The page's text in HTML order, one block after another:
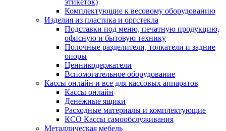
этикеток)
Комплектующие к весовому оборудованию
Изделия из пластика и оргстекла
Подставки под меню, печатную продукцию,
офисную и бытовую технику
Полочные разделители, толкатели и задние
опоры
Ценникодержатели
Вспомогательное оборудование
Кассы онлайн и все для кассовых аппаратов
Кассы онлайн
Денежные ящики
Расходные материалы и комплектующие
КСО Кассы самообслуживания
Металлическая мебель